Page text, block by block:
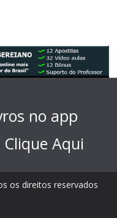
no app
Clique Aqui
os direitos reservados